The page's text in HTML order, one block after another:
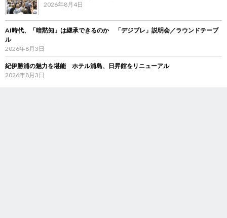
2026年8月4日
AI時代、「暗黙知」は継承できるのか 「デジブレ」説明会／ラウンドテーブ
ル
2026年8月3日
紀伊勝浦の魅力を堪能 ホテル浦島、日昇館をリニューアル
2026年8月3日